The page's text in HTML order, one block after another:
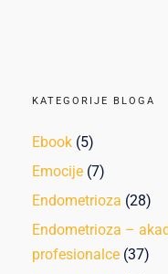
KATEGORIJE BLOGA
Ebook (5)
Emocije (7)
Endometrioza (28)
Endometrioza –
profesionalce (37)